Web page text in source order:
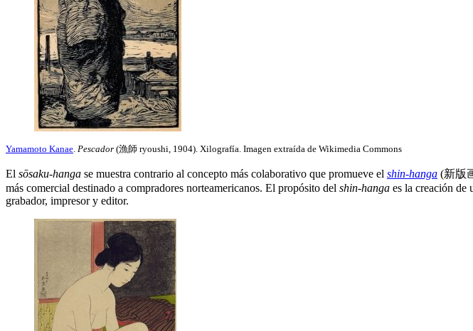
Yamamoto Kanae Pescador (漁師 ryoushi, 1904). Xilografía. Imagen extraída de Wikimedia Commons
El sōsaku-hanga se muestra contrario al concepto más colaborativo que promueve el shin-hanga (新版
más comercial destinado a compradores norteamericanos. El propósito del shin-hanga es la creación de
grabador, impresor y editor.